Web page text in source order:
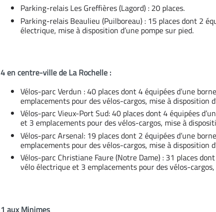
Parking-relais Les Greffières (Lagord) : 20 places.
Parking-relais Beaulieu (Puilboreau) : 15 places dont 2
électrique, mise à disposition d’une pompe sur pied.
4 en centre-ville de La Rochelle :
Vélos-parc Verdun : 40 places dont 4 équipées d’une
emplacements pour des vélos-cargos, mise à disposition
Vélos-parc Vieux-Port Sud: 40 places dont 4 équipées
et 3 emplacements pour des vélos-cargos, mise à
Vélos-parc Arsenal: 19 places dont 2 équipées d’une
emplacements pour des vélos-cargos, mise à disposition
Vélos-parc Christiane Faure (Notre Dame) : 31 places
vélo électrique et 3 emplacements pour des vélos-
1 aux Minimes